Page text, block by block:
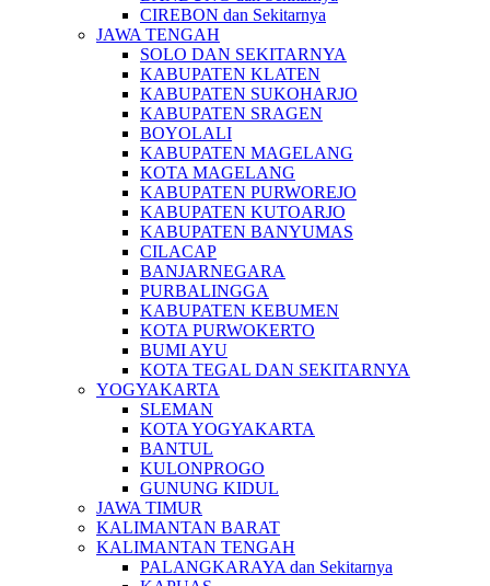
CIREBON dan Sekitarnya
JAWA TENGAH
SOLO DAN SEKITARNYA
KABUPATEN KLATEN
KABUPATEN SUKOHARJO
KABUPATEN SRAGEN
BOYOLALI
KABUPATEN MAGELANG
KOTA MAGELANG
KABUPATEN PURWOREJO
KABUPATEN KUTOARJO
KABUPATEN BANYUMAS
CILACAP
BANJARNEGARA
PURBALINGGA
KABUPATEN KEBUMEN
KOTA PURWOKERTO
BUMI AYU
KOTA TEGAL DAN SEKITARNYA
YOGYAKARTA
SLEMAN
KOTA YOGYAKARTA
BANTUL
KULONPROGO
GUNUNG KIDUL
JAWA TIMUR
KALIMANTAN BARAT
KALIMANTAN TENGAH
PALANGKARAYA dan Sekitarnya